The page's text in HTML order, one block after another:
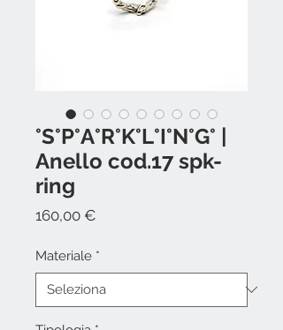
°S°P°A°R°K°L°I°N°G° |
Anello cod.17 spk-
ring
160,00 €
Materiale *